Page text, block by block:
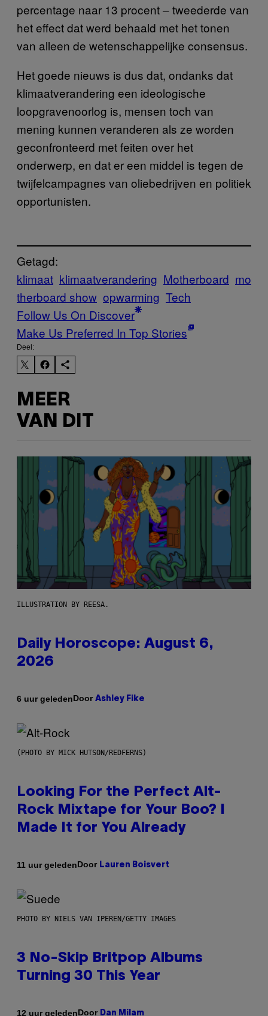
percentage naar 13 procent – tweederde van
het effect dat werd behaald met het tonen
van alleen de wetenschappelijke consensus.
Het goede nieuws is dus dat, ondanks dat
klimaatverandering een ideologische
loopgravenoorlog is, mensen toch van
mening kunnen veranderen als ze worden
geconfronteerd met feiten over het
onderwerp, en dat er een middel is tegen de
twijfelcampagnes van oliebedrijven en politiek
opportunisten.
Getagd:
klimaat klimaatverandering Motherboard mo
therboard show opwarming Tech
Follow Us On Discover
Make Us Preferred In Top Stories
Deel:
MEER
VAN DIT
ILLUSTRATION BY REESA.
Daily Horoscope: August 6,
2026
6 uur geledenDoor Ashley Fike
(PHOTO BY MICK HUTSON/REDFERNS)
Looking For the Perfect Alt-
Rock Mixtape for Your Boo? I
Made It for You Already
11 uur geledenDoor Lauren Boisvert
PHOTO BY NIELS VAN IPEREN/GETTY IMAGES
3 No-Skip Britpop Albums
Turning 30 This Year
12 uur geledenDoor Dan Milam